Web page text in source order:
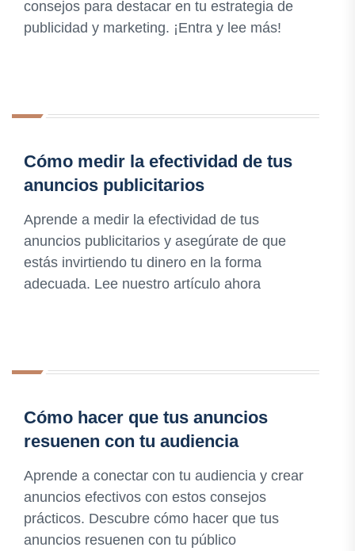
consejos para destacar en tu estrategia de
publicidad y marketing. ¡Entra y lee más!
Cómo medir la efectividad de tus
anuncios publicitarios
Aprende a medir la efectividad de tus
anuncios publicitarios y asegúrate de que
estás invirtiendo tu dinero en la forma
adecuada. Lee nuestro artículo ahora
Cómo hacer que tus anuncios
resuenen con tu audiencia
Aprende a conectar con tu audiencia y crear
anuncios efectivos con estos consejos
prácticos. Descubre cómo hacer que tus
anuncios resuenen con tu público